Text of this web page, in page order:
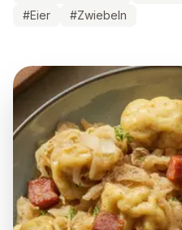
#Eier #Zwiebeln